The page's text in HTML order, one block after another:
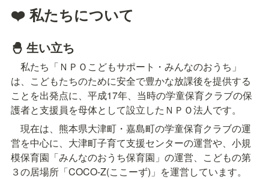
❤️ 私たちについて
🐣 生い立ち
私たち「ＮＰＯこどもサポート・みんなのおうち」
は、こどもたちのために安全で豊かな放課後を提供する
ことを出発点に、平成17年、当時の学童保育クラブの保
護者と支援員を母体として設立したＮＰＯ法人です。
現在は、熊本県大津町・嘉島町の学童保育クラブの運
営を中心に、大津町子育て支援センターの運営や、小規
模保育園「みんなのおうち保育園」の運営、こどもの第
３の居場所「COCO-Z(ここーず)」を運営しています。